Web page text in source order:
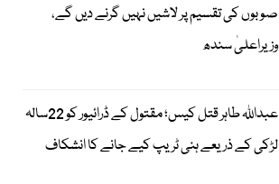
صوبوں کی تقسیم پر لاشیں نہیں گرنے دیں گے،
وزیراعلیٰ سندھ
عبداللہ طاہر قتل کیس؛ مقتول کے ڈرائیور کو 22سالہ
لڑکی کے ذریعے ہنی ٹریپ کیے جانے کا انشکاف